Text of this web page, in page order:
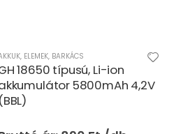
ELEMEK, BARKÁCS
18650 típusú, Li-ion
5800mAh 4,2V
(BBL)